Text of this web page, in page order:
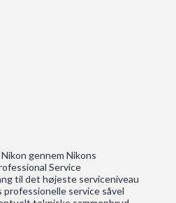
gennem Nikons
Service
til det højeste serviceniveau
professionelle service såvel